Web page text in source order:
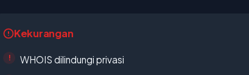
Kekurangan
WHOIS dilindungi privasi